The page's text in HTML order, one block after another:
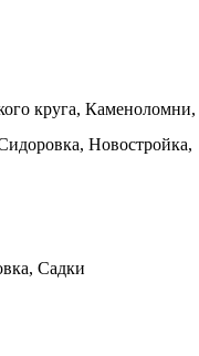
круга, Каменоломни,
Новостройка,
Садки